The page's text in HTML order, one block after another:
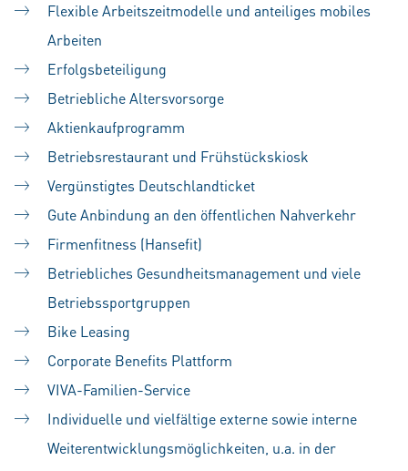
Flexible Arbeitszeitmodelle und anteiliges mobiles
Arbeiten
Erfolgsbeteiligung
Betriebliche Altersvorsorge
Aktienkaufprogramm
Betriebsrestaurant und Frühstückskiosk
Vergünstigtes Deutschlandticket
Gute Anbindung an den öffentlichen Nahverkehr
Firmenfitness (Hansefit)
Betriebliches Gesundheitsmanagement und viele
Betriebssportgruppen
Bike Leasing
Corporate Benefits Plattform
VIVA-Familien-Service
Individuelle und vielfältige externe sowie interne
Weiterentwicklungsmöglichkeiten, u.a. in der